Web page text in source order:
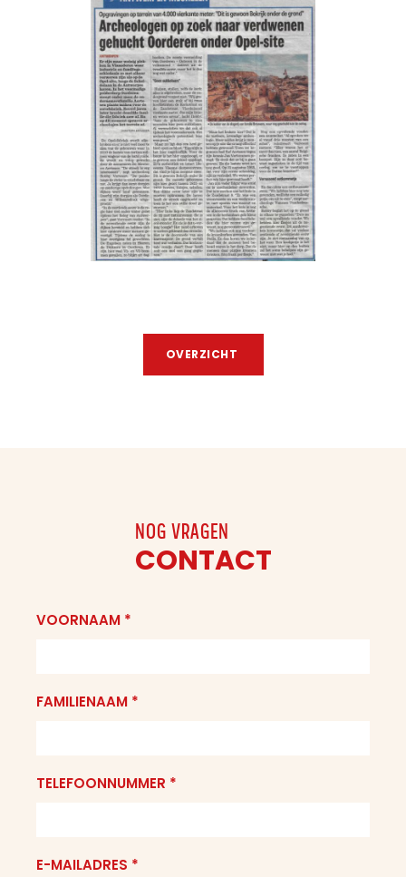
OVERZICHT
NOG VRAGEN
CONTACT
VOORNAAM *
FAMILIENAAM *
TELEFOONNUMMER *
E-MAILADRES *